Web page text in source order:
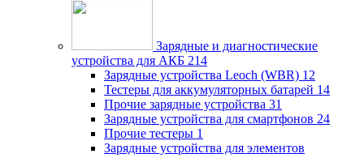
Зарядные и диагностические
устройства для АКБ 214
Зарядные устройства Leoch (WBR) 12
Тестеры для аккумуляторных батарей 14
Прочие зарядные устройства 31
Зарядные устройства для смартфонов 24
Прочие тестеры 1
Зарядные устройства для элементов